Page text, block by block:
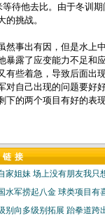
等待他去比。由于冬训
的挑战。
事出有因，但是水上中
暴露了应变能力不足和
有些着急，导致后面出
对自己出现的问题要好
下的两个项目有好的表
链接
家姐妹 场上没有朋友我只
水军捞起八金 球类项目有
别向多级别拓展 跆拳道跨